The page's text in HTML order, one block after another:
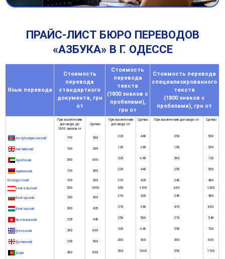
ПРАЙС-ЛИСТ БЮРО ПЕРЕВОДОВ
«АЗБУКА» В Г. ОДЕССЕ
Язык перевода
Стоимость
перевода
стандартного
документа, грн
от
Стоимость
перевода
текста
(1800 знаков с
пробелами),
грн от
Стоимость перевода
специализированного
текста
(1800 знаков с
пробелами), грн от
При заключении
договора до
1000 знаков от
Срочно
При заключении
договора от
Срочно При заключении договора от Срочно
Азербайджанский 190 380 220 440 250 500
Английский 100 200 120 240 150 300
Арабский 300 600 320 640 360 720
Армянский 190 380 220 440 250 500
Белорусский 180 360 210 420 240
480
Бенгальский
500 1000 550 1100 600 1200
Болгарский 180 360 210 420 240 480
Венгерский 300 420 370 540 470 600
Вьетнамский 220 440 250 500 270 540
Греческий 300 600 320 640 350 700
Грузинский 250 500 280 560 300 600
Дари 400 800 500 1000 550 1100